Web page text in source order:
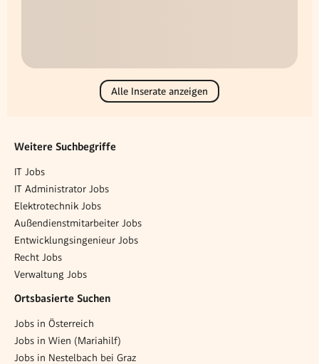
Alle Inserate anzeigen
Weitere Suchbegriffe
IT Jobs
IT Administrator Jobs
Elektrotechnik Jobs
Außendienstmitarbeiter Jobs
Entwicklungsingenieur Jobs
Recht Jobs
Verwaltung Jobs
Ortsbasierte Suchen
Jobs in Österreich
Jobs in Wien (Mariahilf)
Jobs in Nestelbach bei Graz